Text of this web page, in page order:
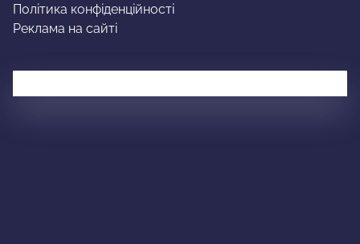
Політика конфіденційності
Реклама на сайті